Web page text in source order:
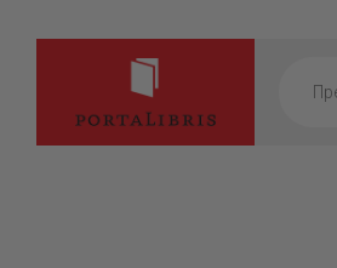
search